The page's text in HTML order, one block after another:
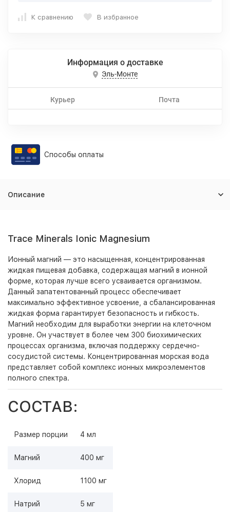
К сравнению В избранное
Информация о доставке
Эль-Монте
Курьер Почта
Способы оплаты
Описание
Trace Minerals Ionic Magnesium
Ионный магний — это насыщенная, концентрированная
жидкая пищевая добавка, содержащая магний в ионной
форме, которая лучше всего усваивается организмом.
Данный запатентованный процесс обеспечивает
максимально эффективное усвоение, а сбалансированная
жидкая форма гарантирует безопасность и гибкость.
Магний необходим для выработки энергии на клеточном
уровне. Он участвует в более чем 300 биохимических
процессах организма, включая поддержку сердечно-
сосудистой системы. Концентрированная морская вода
представляет собой комплекс ионных микроэлементов
полного спектра.
СОСТАВ:
Размер порции 4 мл
Магний 400 мг
Хлорид 1100 мг
Натрий 5 мг